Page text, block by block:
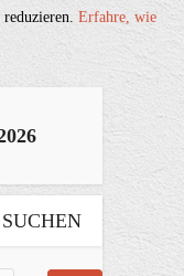
reduzieren.Erfahre, wie